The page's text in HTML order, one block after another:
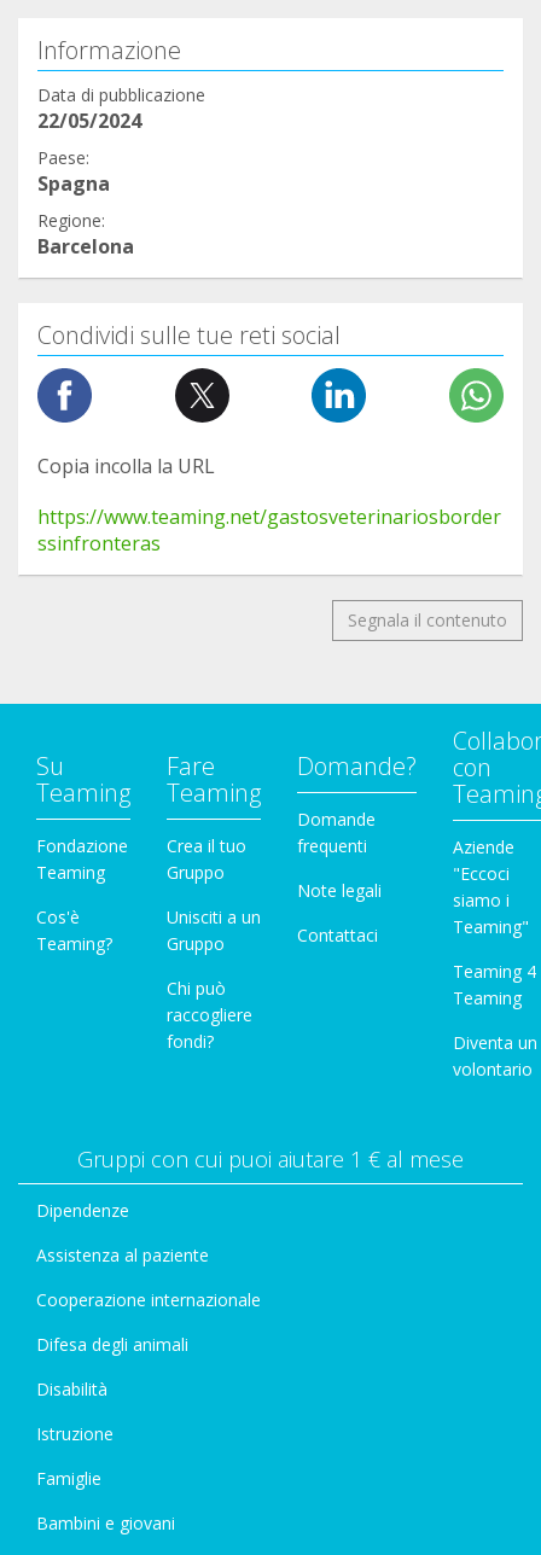
Informazione
Data di pubblicazione
22/05/2024
Paese:
Spagna
Regione:
Barcelona
Condividi sulle tue reti social
Copia incolla la URL
https://www.teaming.net/gastosveterinariosborder
ssinfronteras
Segnala il contenuto
Su
Teaming
Fondazione
Teaming
Cos'è
Teaming?
Fare
Teaming
Crea il tuo
Gruppo
Unisciti a un
Gruppo
Chi può
raccogliere
fondi?
Domande?
Domande
frequenti
Note legali
Contattaci
con
Aziende
"Eccoci
siamo i
Teaming"
Teaming 4
Teaming
Diventa un
volontario
Gruppi con cui puoi aiutare 1 € al mese
Dipendenze
Assistenza al paziente
Cooperazione internazionale
Difesa degli animali
Disabilità
Istruzione
Famiglie
Bambini e giovani